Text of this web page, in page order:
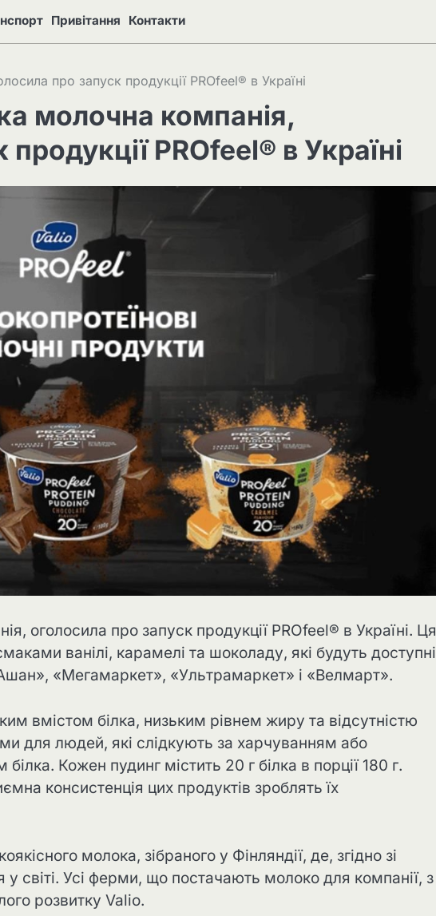
Привітання Контакти
про запуск продукції PROfeel®️ в Україні
молочна компанія,
PROfeel®️ в Україні
оголосила про запуск продукції PROfeel®️ в Україні. Ця
ванілі, карамелі та шоколаду, які будуть доступні
«Мегамаркет», «Ультрамаркет» і «Велмарт».
вмістом білка, низьким рівнем жиру та відсутністю
для людей, які слідкують за харчуванням або
Кожен пудинг містить 20 г білка в порції 180 г.
консистенція цих продуктів зроблять їх
молока, зібраного у Фінляндії, де, згідно зі
світі. Усі ферми, що постачають молоко для компанії, з
розвитку Valio.